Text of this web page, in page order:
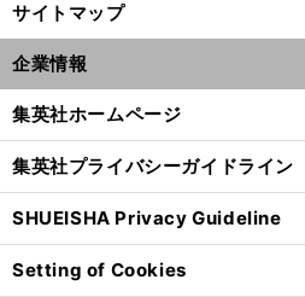
サイトマップ
企業情報
集英社ホームページ
集英社プライバシーガイドライン
SHUEISHA Privacy Guideline
Setting of Cookies